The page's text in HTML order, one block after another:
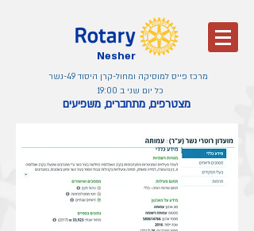
Nesher
מרכז פייס למוסיקה ומחול-קרן היסוד 49-נשר
כל יום שני ב 19:00
מצטרפים, מתחברים, משפיעים